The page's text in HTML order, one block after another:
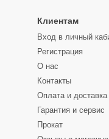
Клиентам
Вход в личный
Регистрация
О нас
Контакты
Оплата и доставка
Гарантия и сервис
Прокат